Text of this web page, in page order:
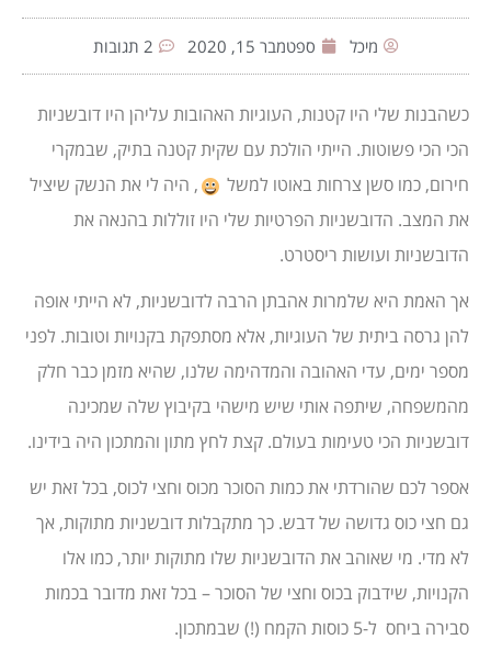
מיכל ספטמבר 15, 2020 2 תגובות
כשהבנות שלי היו קטנות, העוגיות האהובות עליהן היו דובשניות
הכי הכי פשוטות. הייתי הולכת עם שקית קטנה בתיק, שבמקרי
חירום, כמו סשן צרחות באוטו למשל
, היה לי את הנשק שיציל
את המצב. הדובשניות הפרטיות שלי היו זוללות בהנאה את
הדובשניות ועושות ריסטרט.
אך האמת היא שלמרות אהבתן הרבה לדובשניות, לא הייתי אופה
להן גרסה ביתית של העוגיות, אלא מסתפקת בקנויות וטובות. לפני
מספר ימים, עדי האהובה והמדהימה שלנו, שהיא מזמן כבר חלק
מהמשפחה, שיתפה אותי שיש מישהי בקיבוץ שלה שמכינה
דובשניות הכי טעימות בעולם. קצת לחץ מתון והמתכון היה בידינו.
אספר לכם שהורדתי את כמות הסוכר מכוס וחצי לכוס, בכל זאת יש
גם חצי כוס גדושה של דבש. כך מתקבלות דובשניות מתוקות, אך
לא מדי. מי שאוהב את הדובשניות שלו מתוקות יותר, כמו אלו
הקנויות, שידבוק בכוס וחצי של הסוכר – בכל זאת מדובר בכמות
סבירה ביחס ל-5 כוסות הקמח (!) שבמתכון.